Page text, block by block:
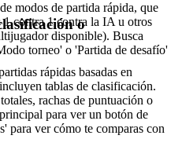
modos de partida rápida, que
1 contra 1 contra la IA u otros
disponible). Busca
torneo' o 'Partida de desafío'
o
rápidas basadas en
tablas de clasificación.
rachas de puntuación o
para ver un botón de
para ver cómo te comparas con